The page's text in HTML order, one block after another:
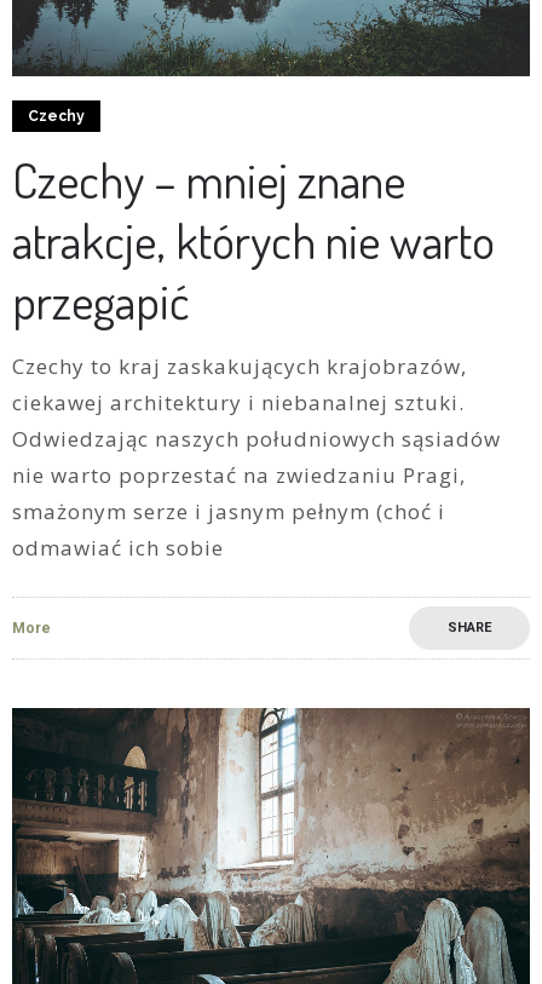
Czechy
Czechy – mniej znane
atrakcje, których nie warto
przegapić
Czechy to kraj zaskakujących krajobrazów,
ciekawej architektury i niebanalnej sztuki.
Odwiedzając naszych południowych sąsiadów
nie warto poprzestać na zwiedzaniu Pragi,
smażonym serze i jasnym pełnym (choć i
odmawiać ich sobie
More SHARE